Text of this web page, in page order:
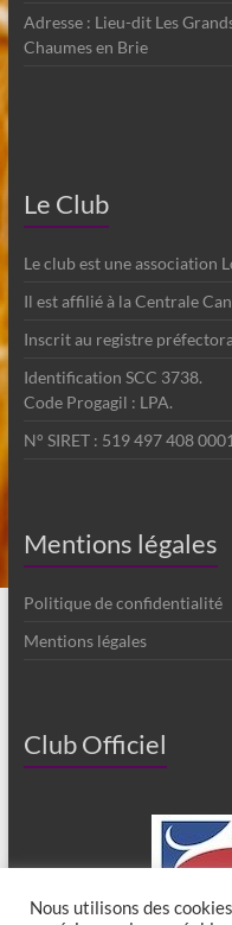
Adresse : Lieu-dit Les
Chaumes en Brie
Le Club
Le club est une association
Il est affilié à la Centrale
Inscrit au registre
Identification SCC 3738.
Code Progagil : LPA.
N° SIRET : 519 497 408
Mentions légales
Politique de confidentialité
Mentions légales
Club Officiel
Nous utilisons des